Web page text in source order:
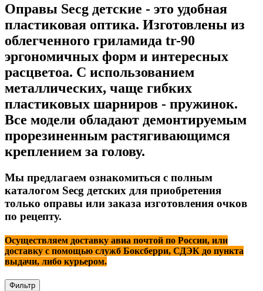
Оправы Secg детские - это удобная
пластиковая оптика. Изготовлены из
облегченного гриламида tr-90
эргономичных форм и интересных
расцветоа. С использованием
металлических, чаще гибких
пластиковых шарниров - пружинок.
Все модели обладают демонтируемым
прорезиненным растягивающимся
креплением за голову.
Мы предлагаем ознакомиться с полным
каталогом Secg детских для приобретения
только оправы или заказа изготовления очков
по рецепту.
Осуществляем доставку авиа почтой по России, или
доставку с помощью служб Боксберри, СДЭК до пункта
выдачи, либо курьером.
Фильтр